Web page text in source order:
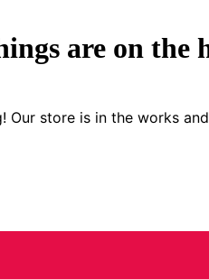
are on the
Our store is in the works